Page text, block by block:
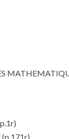
(p.171r)